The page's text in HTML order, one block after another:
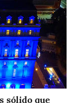
sólido que